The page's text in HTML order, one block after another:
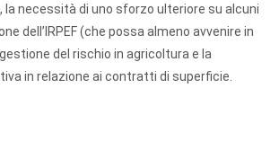
la necessità di uno sforzo ulteriore su alcuni
dell’IRPEF (che possa almeno avvenire in
del rischio in agricoltura e la
in relazione ai contratti di superficie.